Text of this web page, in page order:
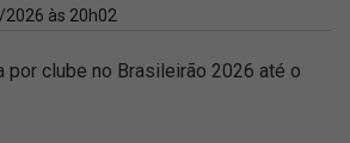
às 20h02
por clube no Brasileirão 2026 até o